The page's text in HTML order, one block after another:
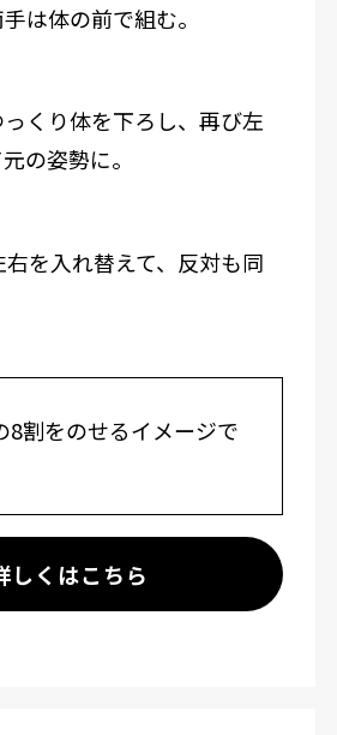
は体の前で組む。
くり体を下ろし、再び左
の姿勢に。
を入れ替えて、反対も同
8割をのせるイメージで
しくはこちら